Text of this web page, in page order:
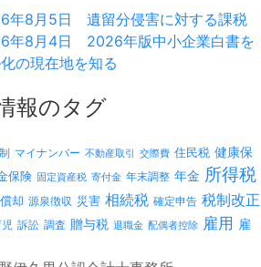
年8月5日 遺留分侵害に対する課税
年8月4日 2026年版中小企業白書を
の現在地を知る
報のタグ
マイナンバー 不動産取引 交際費 住民税 健康保
保険 固定資産税 寄付金 年末調整 年金 所得税
却 源泉徴収 災害 相続税 確定申告 税制改正
訴訟 調査 贈与税 退職金 配偶者控除 雇用 雇